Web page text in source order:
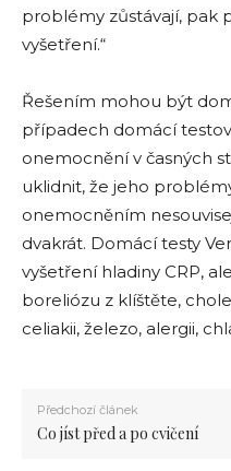
problémy zůstávají, pak
vyšetření.“
Řešením mohou být
případech domácí
onemocnění v časných
uklidnit, že jeho
onemocněním
dvakrát. Domácí testy
vyšetření hladiny CRP,
boreliózu z klíštěte,
celiakii, železo, alergii,
Předchozí článek
Co jíst před a po cvičení